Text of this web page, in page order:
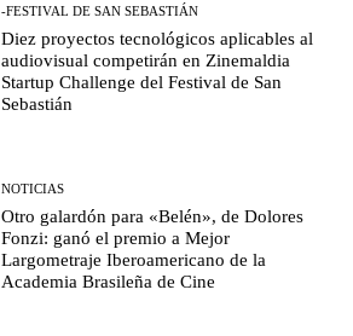
-FESTIVAL DE SAN SEBASTIÁN
Diez proyectos tecnológicos aplicables al
audiovisual competirán en Zinemaldia
Startup Challenge del Festival de San
Sebastián
NOTICIAS
Otro galardón para «Belén», de Dolores
Fonzi: ganó el premio a Mejor
Largometraje Iberoamericano de la
Academia Brasileña de Cine